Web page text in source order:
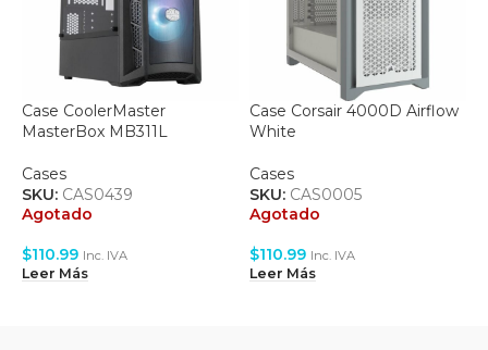
Case CoolerMaster
MasterBox MB311L
Cases
SKU: CAS0439
Agotado
$110.99 Inc. IVA
Leer Más
Case Corsair 4000D Airflow
White
Cases
SKU: CAS0005
Agotado
$110.99 Inc. IVA
Leer Más